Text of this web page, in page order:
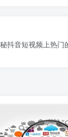
抖音短视频上热